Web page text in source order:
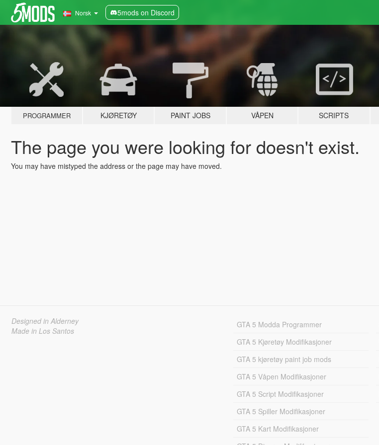
Norsk 5mods on Discord
PROGRAMMER KJØRETØY PAINT JOBS VÅPEN SCRIPTS
The page you were looking for doesn't exist.
You may have mistyped the address or the page may have moved.
Designed in Alderney
Made in Los Santos
GTA 5 Modda Programmer
GTA 5 Kjøretøy Modifikasjoner
GTA 5 kjøretøy paint job mods
GTA 5 Våpen Modifikasjoner
GTA 5 Script Modifikasjoner
GTA 5 Spiller Modifikasjoner
GTA 5 Kart Modifikasjoner